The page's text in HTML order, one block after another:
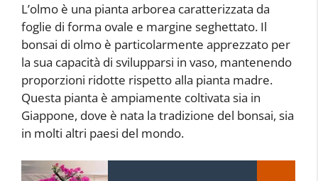
L’olmo è una pianta arborea caratterizzata da
foglie di forma ovale e margine seghettato. Il
bonsai di olmo è particolarmente apprezzato per
la sua capacità di svilupparsi in vaso, mantenendo
proporzioni ridotte rispetto alla pianta madre.
Questa pianta è ampiamente coltivata sia in
Giappone, dove è nata la tradizione del bonsai, sia
in molti altri paesi del mondo.